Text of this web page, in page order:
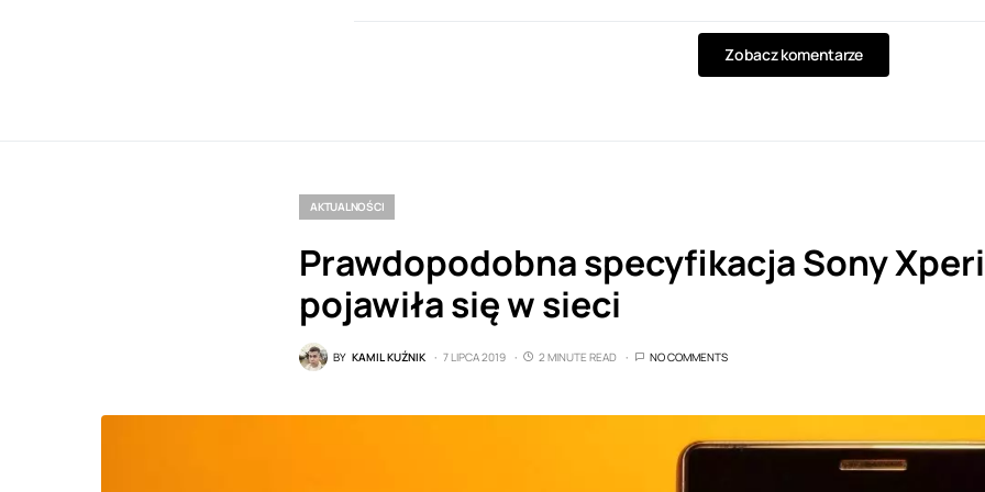
Zobacz komentarze
AKTUALNOŚCI
Prawdopodobna specyfikacja Sony
pojawiła się w sieci
BY KAMIL KUŹNIK 7 LIPCA 2019 2 MINUTE READ NO COMMENTS